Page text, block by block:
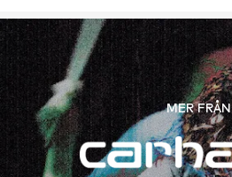
30 °C skonsam tvätt
info@carhartt-wip.com
MER FRÅN